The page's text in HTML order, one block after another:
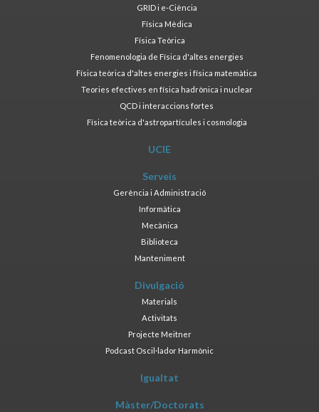
GRID i e-Ciència
Física Mèdica
Física Teòrica
Fenomenologia de Física d'altes energies
Física teòrica d'altes energies i física matemàtica
Teories efectives en física hadrònica i nuclear
QCD i interaccions fortes
Física teòrica d'astropartícules i cosmologia
UCIE
Serveis
Gerència i Administració
Informàtica
Mecànica
Biblioteca
Manteniment
Divulgació
Materials
Activitats
Projecte Meitner
Podcast Oscil·lador Harmònic
Igualtat
Màster/Doctorats